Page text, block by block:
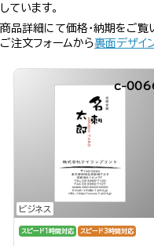
しています。
商品詳細にて価格・納期をご覧
ご注文フォームから裏面デザイ
ビジネス
c-
スピード1時間対応 スピード3時間対応